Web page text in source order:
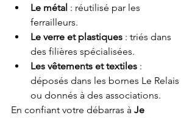
Le métal : réutilisé par les
ferrailleurs.
Le verre et plastiques : triés dans
des filières spécialisées.
Les vêtements et textiles :
déposés dans les bornes Le Relais
ou donnés à des associations.
En confiant votre débarras à Je